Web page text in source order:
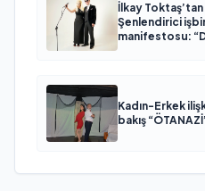
İlkay
Şenlendirici
manifestosu:
Kadın-Erkek
bakış